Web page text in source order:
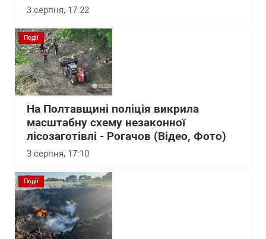
3 серпня, 17:22
Події
На Полтавщині поліція викрила
масштабну схему незаконної
лісозаготівлі - Рогачов (Відео, Фото)
3 серпня, 17:10
Події